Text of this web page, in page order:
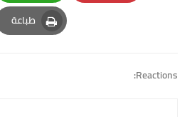
Pinterest
Whatsapp
طباعة
Print
Reactions: